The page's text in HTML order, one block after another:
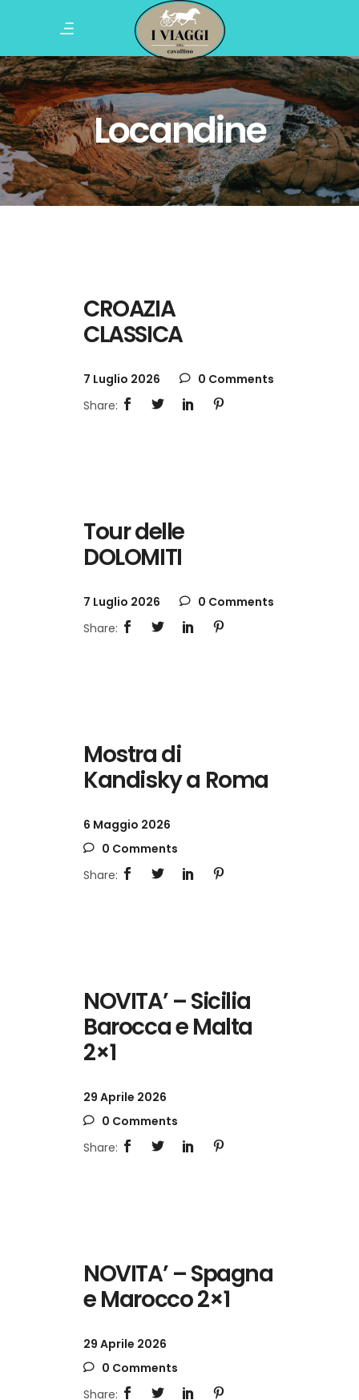
Locandine
CROAZIA
CLASSICA
7 Luglio 2026 0 Comments
Tour delle
DOLOMITI
7 Luglio 2026 0 Comments
Mostra di
Kandisky a Roma
6 Maggio 2026
0 Comments
NOVITA’ – Sicilia
Barocca e Malta
2×1
29 Aprile 2026
0 Comments
NOVITA’ – Spagna
e Marocco 2×1
29 Aprile 2026
0 Comments